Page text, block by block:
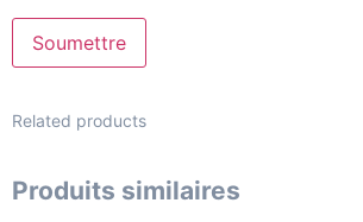
Related products
Produits similaires